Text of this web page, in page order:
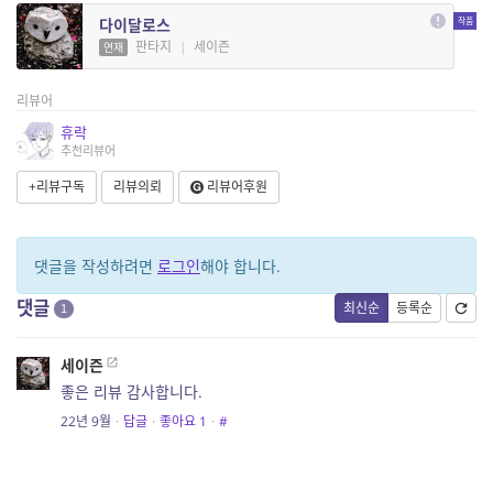
다이달로스
연재 판타지 | 세이즌
리뷰어
휴락
추천리뷰어
+리뷰구독 리뷰의뢰 리뷰어후원
댓글을 작성하려면 로그인해야 합니다.
최신순 등록순
댓글 1
세이즌
좋은 리뷰 감사합니다.
22년 9월 · 답글 · 좋아요 1 · #